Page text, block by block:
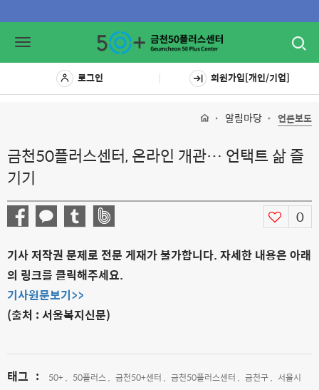
Toggle
로그인 회원가입[개인/기업]
알림마당 언론보도
금천50플러스센터, 온라인 개관… 언택트 삶 즐
기기
0
기사 저작권 문제로 전문 게재가 불가합니다. 자세한 내용은 아래
의 링크를 클릭해주세요.
기사원문보기>>
(출처 : 서울복지신문)
태그 : 50+ , 50플러스 , 금천50+센터 , 금천50플러스센터 , 금천구 , 서울시